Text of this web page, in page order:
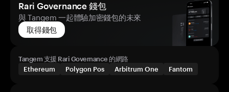
Rari Governance 錢包
與 Tangem 一起體驗加密錢包的未來
取得錢包
Tangem 支援 Rari Governance 的網路
Ethereum
Polygon Pos Arbitrum One Fantom